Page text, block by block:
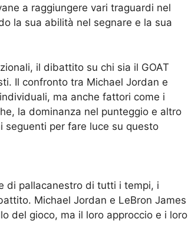
a raggiungere vari traguardi nel
la sua abilità nel segnare e la sua
il dibattito su chi sia il GOAT
Il confronto tra Michael Jordan e
ma anche fattori come i
la dominanza nel punteggio e altro
seguenti per fare luce su questo
di pallacanestro di tutti i tempi, i
Michael Jordan e LeBron James
del gioco, ma il loro approccio e i loro